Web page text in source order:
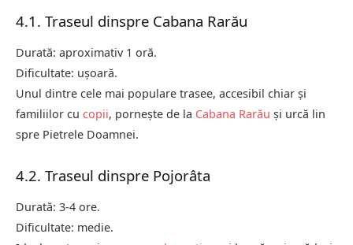
4.1. Traseul dinspre Cabana Rarău
Durată: aproximativ 1 oră.
Dificultate: ușoară.
Unul dintre cele mai populare trasee, accesibil chiar și
familiilor cu copii, pornește de la Cabana Rarău și urcă lin
spre Pietrele Doamnei.
4.2. Traseul dinspre Pojorâta
Durată: 3-4 ore.
Dificultate: medie.